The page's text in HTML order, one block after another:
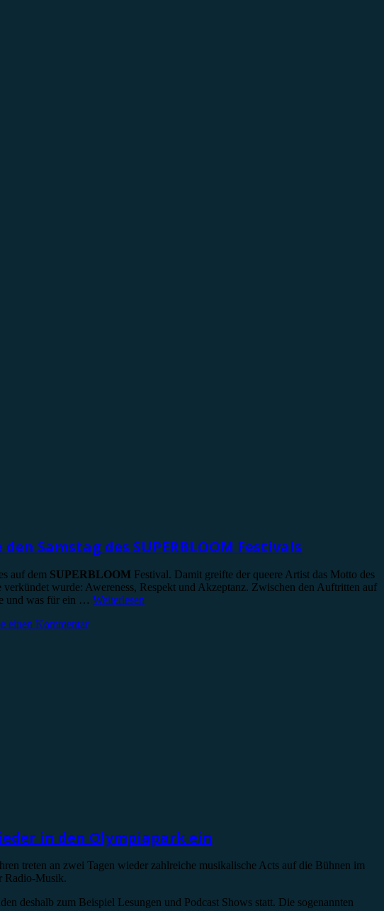
Samstag des SUPERBLOOM Festivals
auf dem SUPERBLOOM Festival. Damit greifte der queere Artist das Motto des
wurde: Awereness, Respekt und Akzeptanz. Zwischen den Auftritten auf
und was für ein … Weiterlesen
einen Kommentar
in den Olympiapark ein
treten an zwei Tagen wieder zahlreiche musikalische Acts auf die Bühnen im
Radio-Musik.
deshalb zum Beispiel Lesungen und Podcast Shows statt. Die sogenannten